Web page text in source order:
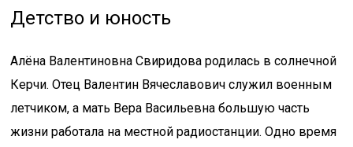
Детство и юность
Алёна Валентиновна Свиридова родилась в солнечной
Керчи. Отец Валентин Вячеславович служил военным
летчиком, а мать Вера Васильевна большую часть
жизни работала на местной радиостанции. Одно время